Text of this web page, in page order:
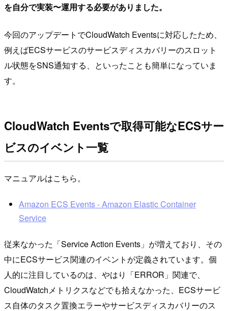
を自分で実装〜運用する必要がありました。
今回のアップデートでCloudWatch Eventsに対応したため、
例えばECSサービスのサービスディスカバリーのスロット
ル状態をSNS通知する、といったことも簡単になっていま
す。
CloudWatch Eventsで取得可能なECSサー
ビスのイベント一覧
マニュアルはこちら。
Amazon ECS Events - Amazon Elastic Container
Service
従来なかった「Service Action Events」が増えており、その
中にECSサービス関連のイベントが定義されています。個
人的に注目しているのは、やはり「ERROR」関連で、
CloudWatchメトリクスなどでも拾えなかった、ECSサービ
ス自体のタスク置換エラーやサービスディスカバリーのス